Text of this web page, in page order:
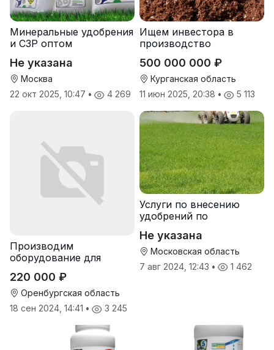
Минеральные удобрения
и СЗР оптом
Не указана
Москва
22 окт 2025, 10:47 • 4 269
Ищем инвестора в
производство
почвоулучшителей
500 000 000 ₽
Курганская область
11 июн 2025, 20:38 • 5 113
Производим
оборудование для
220 000 ₽
Оренбургская область
18 сен 2024, 14:41 • 3 245
Услуги по внесению
удобрений по
грунту, услуги по
опрыскиванию полей,
услуги пневмо
Не указана
Московская область
7 авг 2024, 12:43 • 1 462